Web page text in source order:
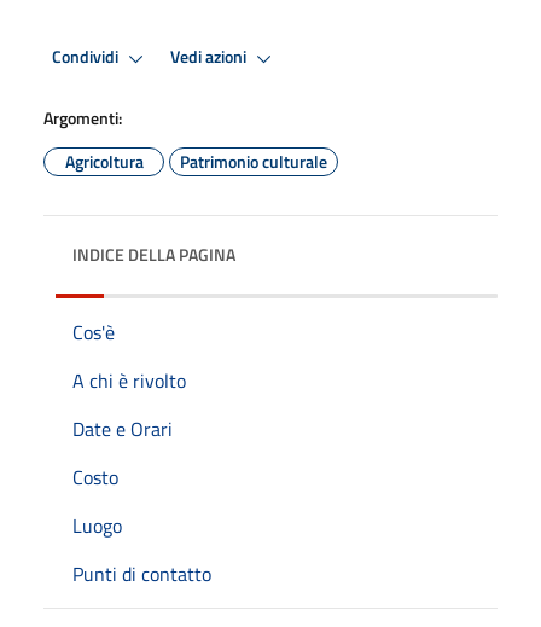
Condividi Vedi azioni
Argomenti:
Agricoltura
Patrimonio culturale
INDICE DELLA PAGINA
Cos'è
A chi è rivolto
Date e Orari
Costo
Luogo
Punti di contatto